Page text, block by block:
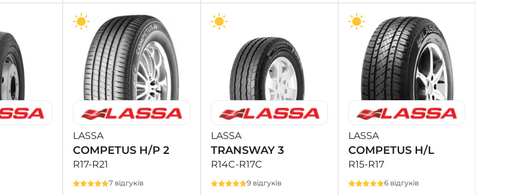
LASSA
COMPETUS H/P 2
R17-R21
7 відгуків
LASSA
TRANSWAY 3
R14C-R17C
9 відгуків
LASSA
COMPETUS H/L
R15-R17
6 відгуків